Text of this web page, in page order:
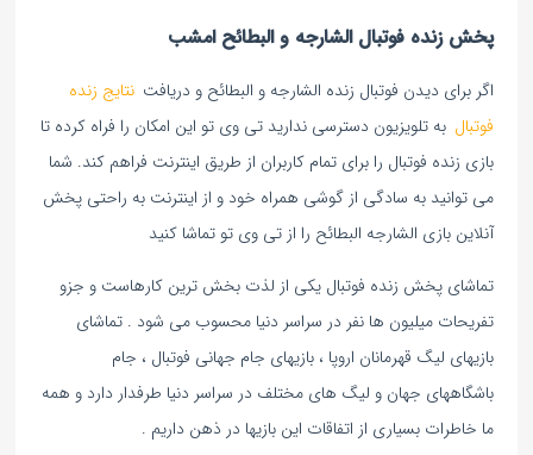
پخش زنده فوتبال الشارجه و البطائح امشب
اگر برای دیدن فوتبال زنده الشارجه و البطائح و دریافت نتایج زنده
فوتبال به تلویزیون دسترسی ندارید تی وی تو این امکان را فراه کرده تا
بازی زنده فوتبال را برای تمام کاربران از طریق اینترنت فراهم کند. شما
می توانید به سادگی از گوشی همراه خود و از اینترنت به راحتی پخش
آنلاین بازی الشارجه البطائح را از تی وی تو تماشا کنید
تماشای پخش زنده فوتبال یکی از لذت بخش ترین کارهاست و جزو
تفریحات میلیون ها نفر در سراسر دنیا محسوب می شود . تماشای
بازیهای لیگ قهرمانان اروپا ، بازیهای جام جهانی فوتبال ، جام
باشگاههای جهان و لیگ های مختلف در سراسر دنیا طرفدار دارد و همه
ما خاطرات بسیاری از اتفاقات این بازیها در ذهن داریم .